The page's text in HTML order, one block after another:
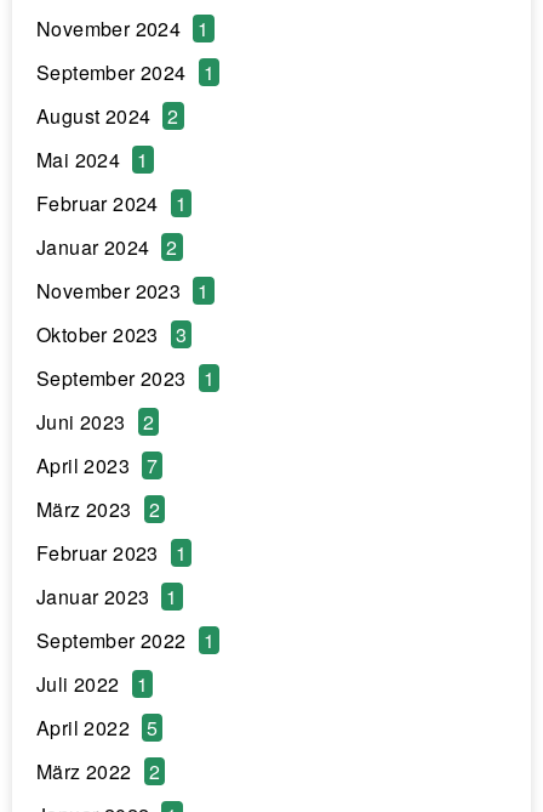
November 2024
1
September 2024
1
August 2024
2
Mai 2024
1
Februar 2024
1
Januar 2024
2
November 2023
1
Oktober 2023
3
September 2023
1
Juni 2023
2
April 2023
7
März 2023
2
Februar 2023
1
Januar 2023
1
September 2022
1
Juli 2022
1
April 2022
5
März 2022
2